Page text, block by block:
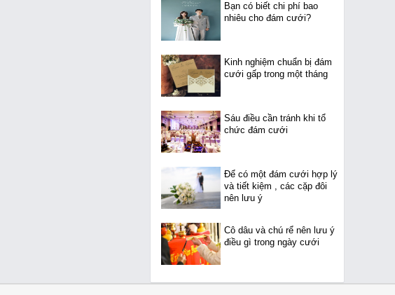
Bạn có biết chi phí bao
nhiêu cho đám cưới?
Kinh nghiệm chuẩn bị đám
cưới gấp trong một tháng
Sáu điều cần tránh khi tổ
chức đám cưới
Để có một đám cưới hợp lý
và tiết kiệm , các cặp đôi
nên lưu ý
Cô dâu và chú rể nên lưu ý
điều gì trong ngày cưới